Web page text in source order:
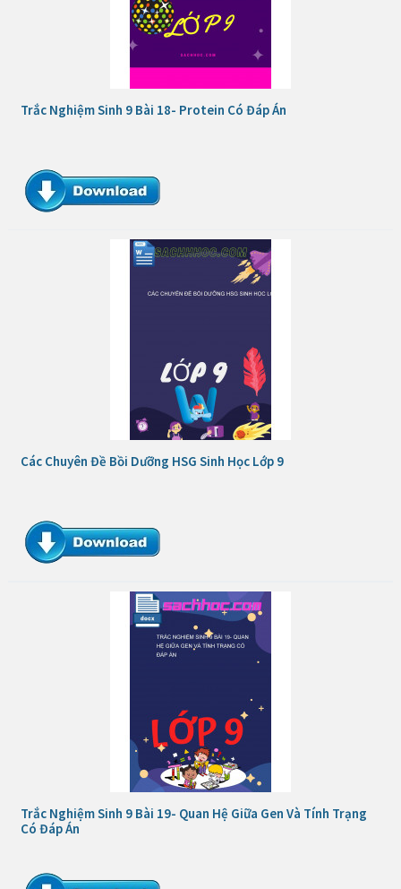
Trắc Nghiệm Sinh 9 Bài 18- Protein Có Đáp Án
Các Chuyên Đề Bồi Dưỡng HSG Sinh Học Lớp 9
Trắc Nghiệm Sinh 9 Bài 19- Quan Hệ Giữa Gen Và Tính Trạng
Có Đáp Án